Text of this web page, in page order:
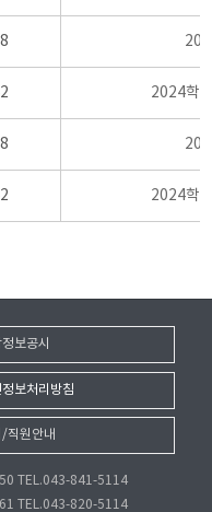
2024학
2024학
보공시
보처리방침
/직원안내
TEL.043-841-5114
TEL.043-820-5114